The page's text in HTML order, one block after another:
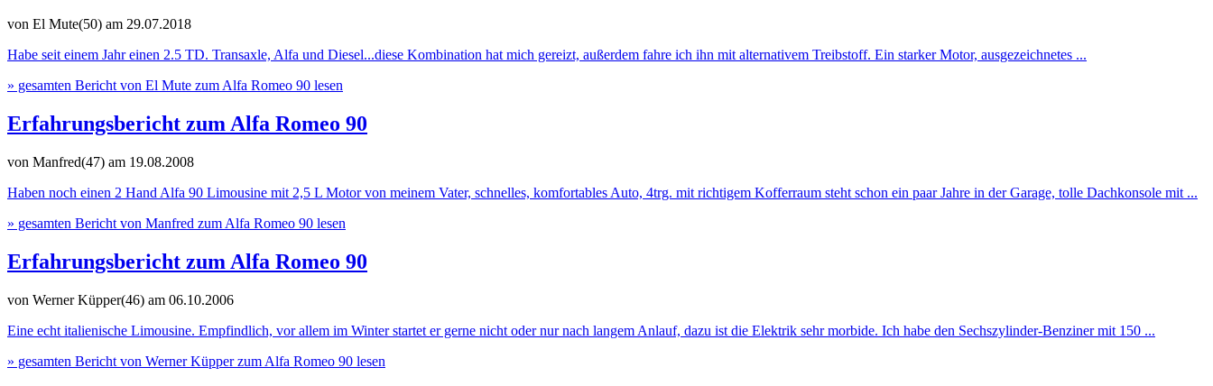
von El Mute(50) am 29.07.2018
Habe seit einem Jahr einen 2.5 TD. Transaxle, Alfa und Diesel...diese Kombination hat mich gereizt, außerdem fahre ich ihn mit alternativem Treibstoff. Ein starker Motor, ausgezeichnetes ...
» gesamten Bericht von El Mute zum Alfa Romeo 90 lesen
Erfahrungsbericht zum Alfa Romeo 90
von Manfred(47) am 19.08.2008
Haben noch einen 2 Hand Alfa 90 Limousine mit 2,5 L Motor von meinem Vater, schnelles, komfortables Auto, 4trg. mit richtigem Kofferraum steht schon ein paar Jahre in der Garage, tolle Dachkonsole mit ...
» gesamten Bericht von Manfred zum Alfa Romeo 90 lesen
Erfahrungsbericht zum Alfa Romeo 90
von Werner Küpper(46) am 06.10.2006
Eine echt italienische Limousine. Empfindlich, vor allem im Winter startet er gerne nicht oder nur nach langem Anlauf, dazu ist die Elektrik sehr morbide. Ich habe den Sechszylinder-Benziner mit 150 ...
» gesamten Bericht von Werner Küpper zum Alfa Romeo 90 lesen